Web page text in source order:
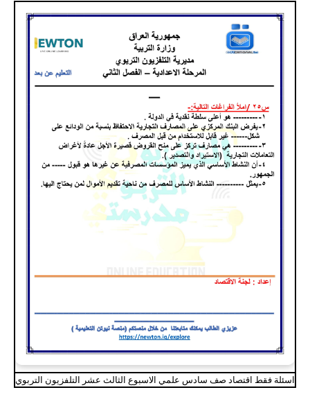
اسئلة فقط اقتصاد صف سادس علمي الاسبوع الثالث عشر التلفزيون التربوي